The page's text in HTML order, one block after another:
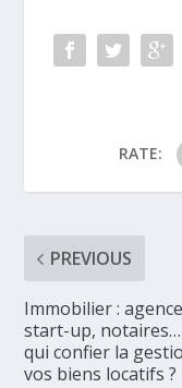
RATE:
PREVIOUS
Immobilier :
start-up,
qui confier la
vos biens locatifs ?